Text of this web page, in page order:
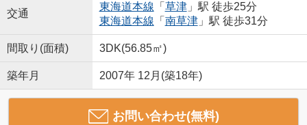
交通
東海道本線 「 草津」駅 徒歩25分
東海道本線 「 南草津」駅 徒歩31分
間取り(面積) 3DK(56.85㎡)
築年月 2007年 12月(築18年)
お問い合わせ(無料)